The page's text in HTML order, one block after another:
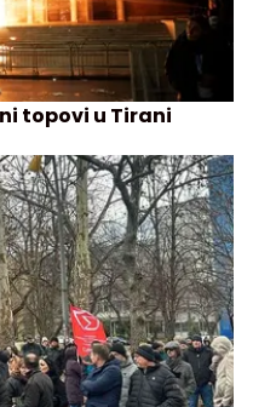
topovi u Tirani